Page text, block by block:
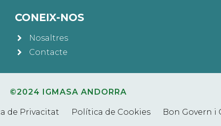
CONEIX-NOS
Nosaltres
Contacte
©2024 IGMASA ANDORRA
de Privacitat Política de Cookies Bon Govern i